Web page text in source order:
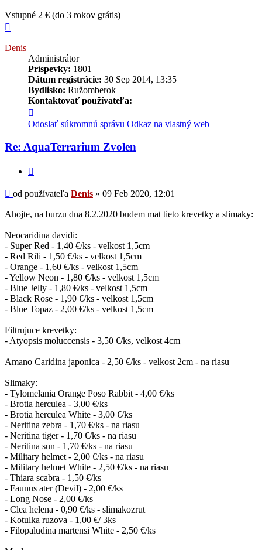
Vstupné 2 € (do 3 rokov grátis)
Denis
Administrátor
Príspevky: 1801
Dátum registrácie: 30 Sep 2014, 13:35
Bydlisko: Ružomberok
Kontaktovať používateľa:
informácie
používateľa
Denis
Odoslať súkromnú správu Odkaz na vlastný web
Re: AquaTerrarium Zvolen
Príspevok
od používateľa Denis » 09 Feb 2020, 12:01
Ahojte, na burzu dna 8.2.2020 budem mat tieto krevetky a slimaky:
Neocaridina davidi:
- Super Red - 1,40 €/ks - velkost 1,5cm
- Red Rili - 1,50 €/ks - velkost 1,5cm
- Orange - 1,60 €/ks - velkost 1,5cm
- Yellow Neon - 1,80 €/ks - velkost 1,5cm
- Blue Jelly - 1,80 €/ks - velkost 1,5cm
- Black Rose - 1,90 €/ks - velkost 1,5cm
- Blue Topaz - 2,00 €/ks - velkost 1,5cm
Filtrujuce krevetky:
- Atyopsis moluccensis - 3,50 €/ks, velkost 4cm
Amano Caridina japonica - 2,50 €/ks - velkost 2cm - na riasu
Slimaky:
- Tylomelania Orange Poso Rabbit - 4,00 €/ks
- Brotia herculea - 3,00 €/ks
- Brotia herculea White - 3,00 €/ks
- Neritina zebra - 1,70 €/ks - na riasu
- Neritina tiger - 1,70 €/ks - na riasu
- Neritina sun - 1,70 €/ks - na riasu
- Military helmet - 2,00 €/ks - na riasu
- Military helmet White - 2,50 €/ks - na riasu
- Thiara scabra - 1,50 €/ks
- Faunus ater (Devil) - 2,00 €/ks
- Long Nose - 2,00 €/ks
- Clea helena - 0,90 €/ks - slimakozrut
- Kotulka ruzova - 1,00 €/ 3ks
- Filopaludina martensi White - 2,50 €/ks